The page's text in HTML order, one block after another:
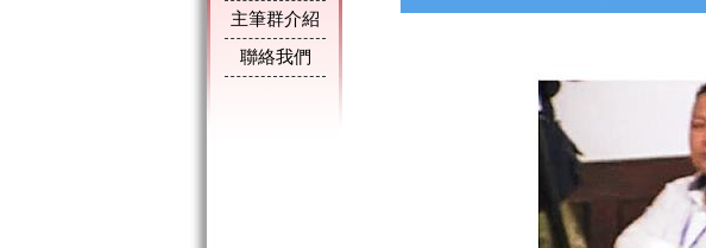
主筆群介紹
聯絡我們